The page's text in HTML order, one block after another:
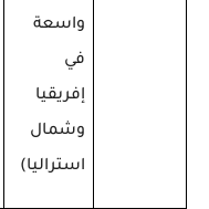
واسعة
في
إفريقيا
وشمال
استراليا)